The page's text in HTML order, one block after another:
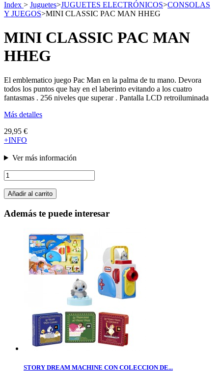
Index > Juguetes>JUGUETES ELECTRÓNICOS>CONSOLAS
Y JUEGOS>MINI CLASSIC PAC MAN HHEG
MINI CLASSIC PAC MAN
HHEG
El emblematico juego Pac Man en la palma de tu mano. Devora
todos los puntos que hay en el laberinto evitando a los cuatro
fantasmas . 256 niveles que superar . Pantalla LCD retroiluminada
Más detalles
29,95 €
+INFO
Ver más información
Añadir al carrito
Además te puede interesar
STORY DREAM MACHINE CON COLECCION DE...